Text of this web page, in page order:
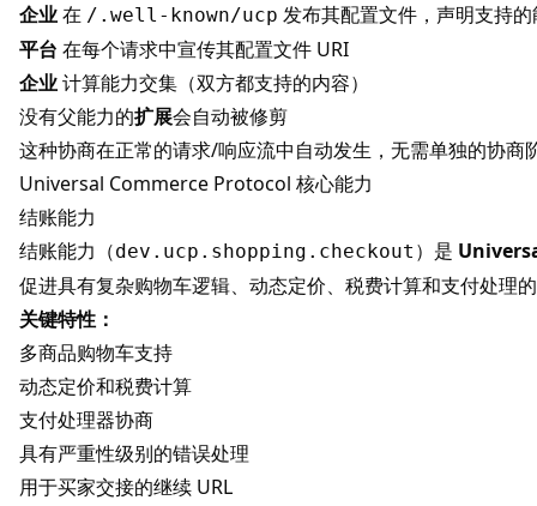
企业在 /.well-known/ucp 发布其配置文件，声明支持
平台 在每个请求中宣传其配置文件 URI
企业计算能力交集（双方都支持的内容）
没有父能力的扩展会自动被修剪
这种协商在正常的请求/响应流中自动发生，无需单独的协商
Universal Commerce Protocol 核心能力
结账能力
结账能力（dev.ucp.shopping.checkout ）是
促进具有复杂购物车逻辑、动态定价、税费计算和支付处理
关键特性：
多商品购物车支持
动态定价和税费计算
支付处理器协商
具有严重性级别的错误处理
用于买家交接的继续 URL